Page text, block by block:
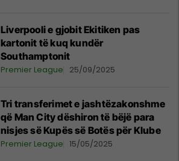
Liverpooli e gjobit Ekitiken pas
kartonit të kuq kundër
Southamptonit
Premier League 25/09/2025
Tri transferimet e jashtëzakonshme
që Man City dëshiron të bëjë para
nisjes së Kupës së Botës për Klube
Premier League 15/05/2025